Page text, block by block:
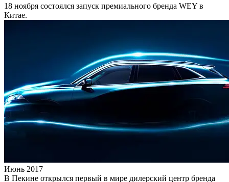
18 ноября состоялся запуск премиального бренда WEY в
Китае.
Июнь 2017
В Пекине открылся первый в мире дилерский центр бренда